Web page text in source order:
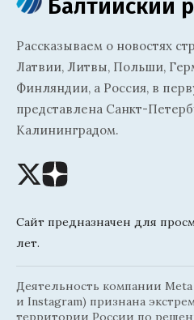
Балтийский
Рассказываем о новостях
Латвии, Литвы, Польши,
Финляндии, а Россия, в
представлена Санкт-
Калининградом.
Сайт предназначен для
лет.
Деятельность компании
и Instagram) признана
территории России по